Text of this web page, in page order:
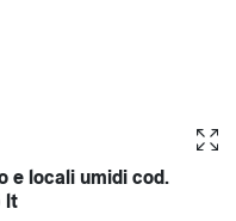
e locali umidi cod.
lt